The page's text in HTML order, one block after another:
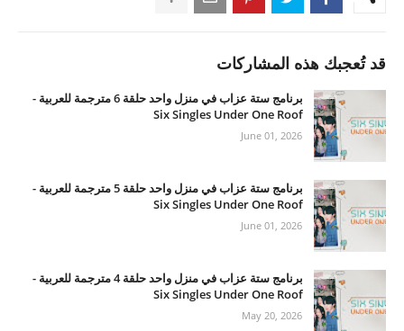
قد تُعجبك هذه المشاركات
برنامج ستة عزاب في منزل واحد حلقة 6 مترجمة للعربية -
Six Singles Under One Roof
June 01, 2026
برنامج ستة عزاب في منزل واحد حلقة 5 مترجمة للعربية -
Six Singles Under One Roof
June 01, 2026
برنامج ستة عزاب في منزل واحد حلقة 4 مترجمة للعربية -
Six Singles Under One Roof
May 20, 2026